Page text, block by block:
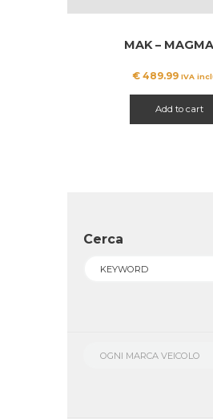
MAK –
€489.99 IVA
Add to cart
Cerca
OGNI MARCA VEICOLO